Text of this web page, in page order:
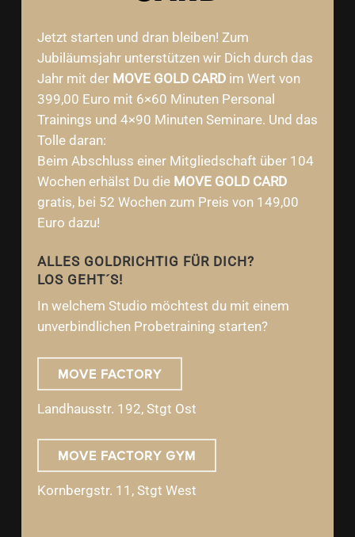
Jetzt starten und dran bleiben! Zum
Jubiläumsjahr unterstützen wir Dich durch das
Jahr mit der MOVE GOLD CARDim Wert von
399,00 Euro mit 6×60 Minuten Personal
Trainings und 4×90 Minuten Seminare. Und das
Tolle daran:
Beim Abschluss einer Mitgliedschaft über 104
Wochen erhälst Du die MOVE GOLD CARD
gratis, bei 52 Wochen zum Preis von 149,00
Euro dazu!
ALLES GOLDRICHTIG FÜR DICH?
LOS GEHT´S!
In welchem Studio möchtest du mit einem
unverbindlichen Probetraining starten?
MOVE FACTORY
Landhausstr. 192, Stgt Ost
MOVE FACTORY GYM
Kornbergstr. 11, Stgt West